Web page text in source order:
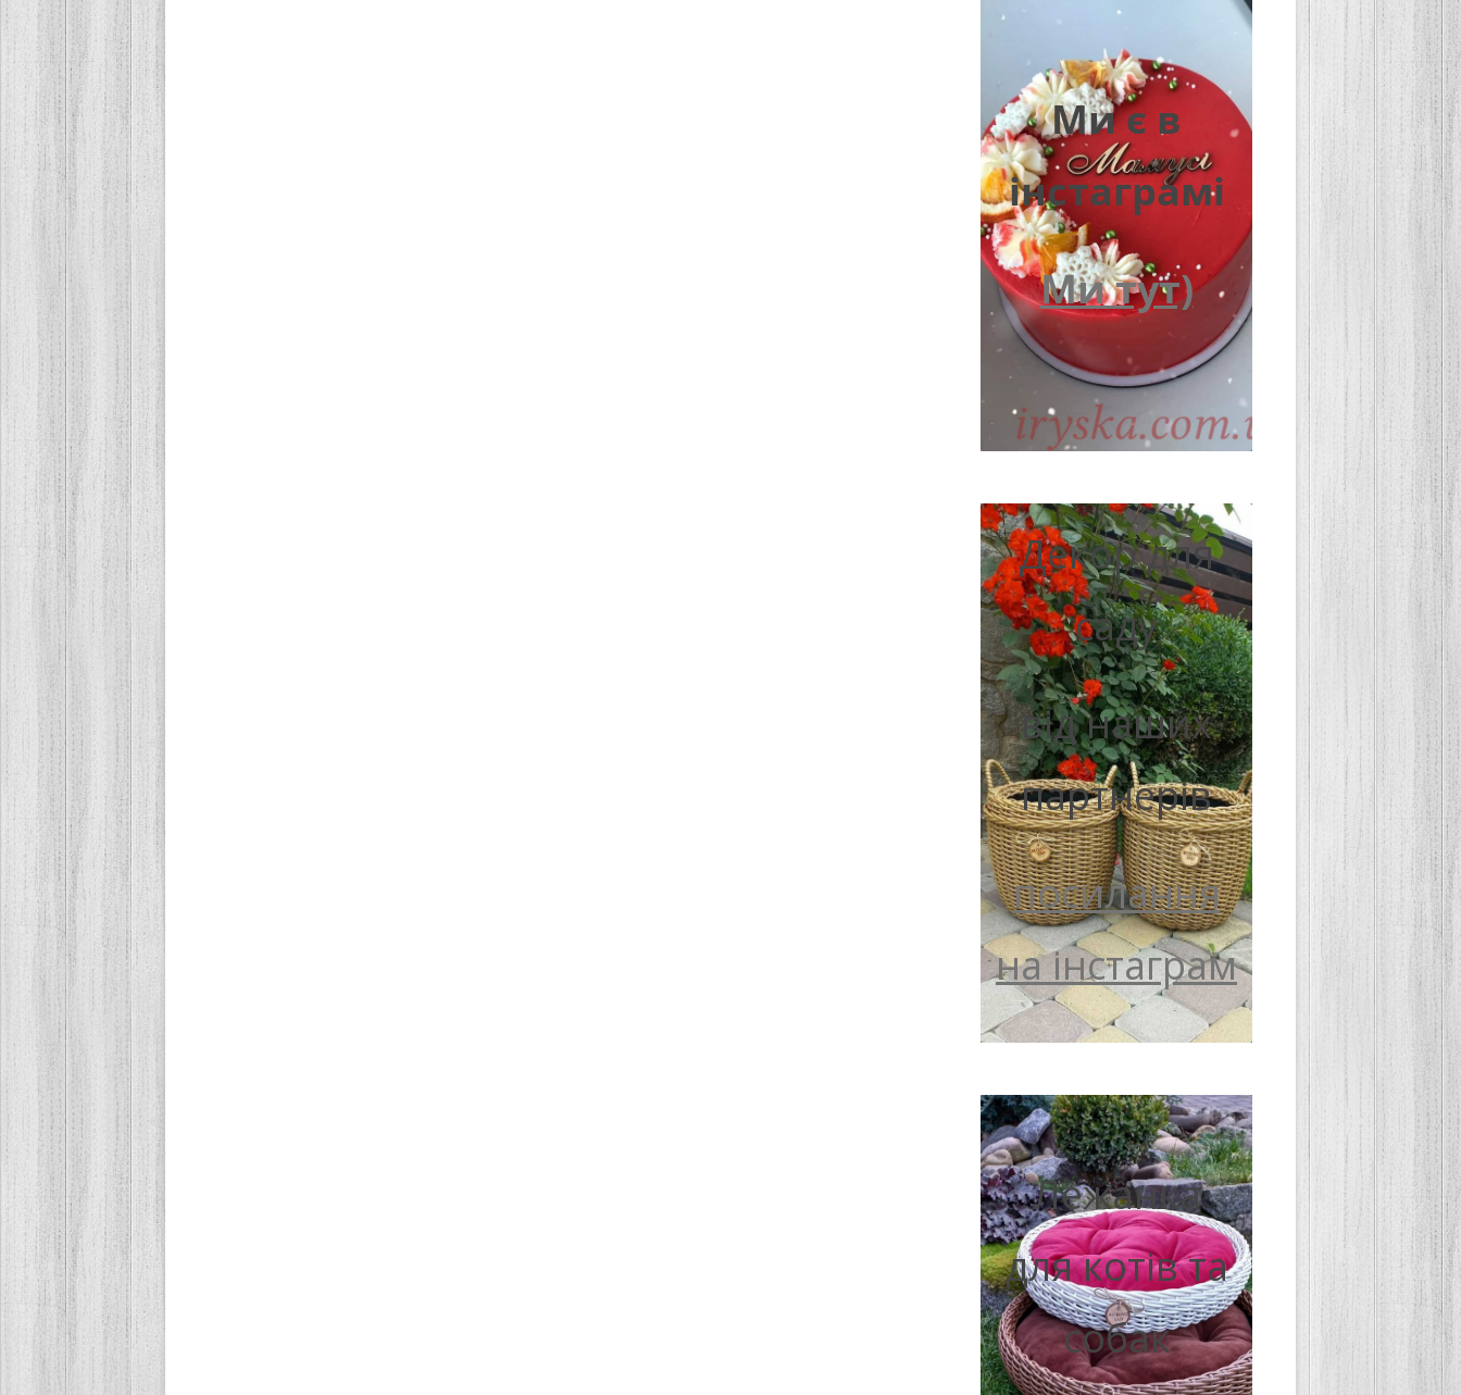
Ми є в
інстаграмі
Ми тут)
Декор для
саду
від наших
партнерів
посилання
на інстаграм
Лежанка
для котів та
собак